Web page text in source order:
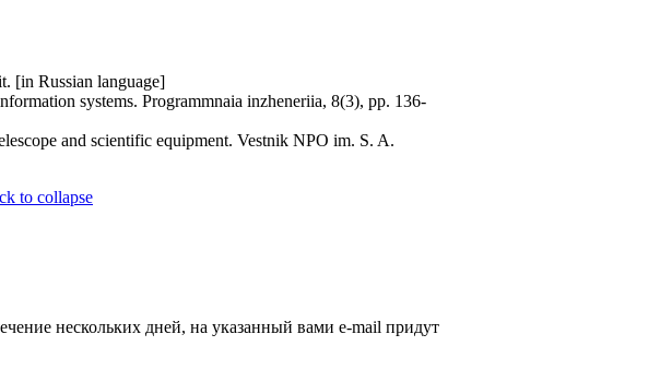
[in Russian language]
systems. Programmnaia inzheneriia, 8(3), pp. 136-
and scientific equipment. Vestnik NPO im. S. A.
to collapse
нескольких дней, на указанный вами e-mail придут